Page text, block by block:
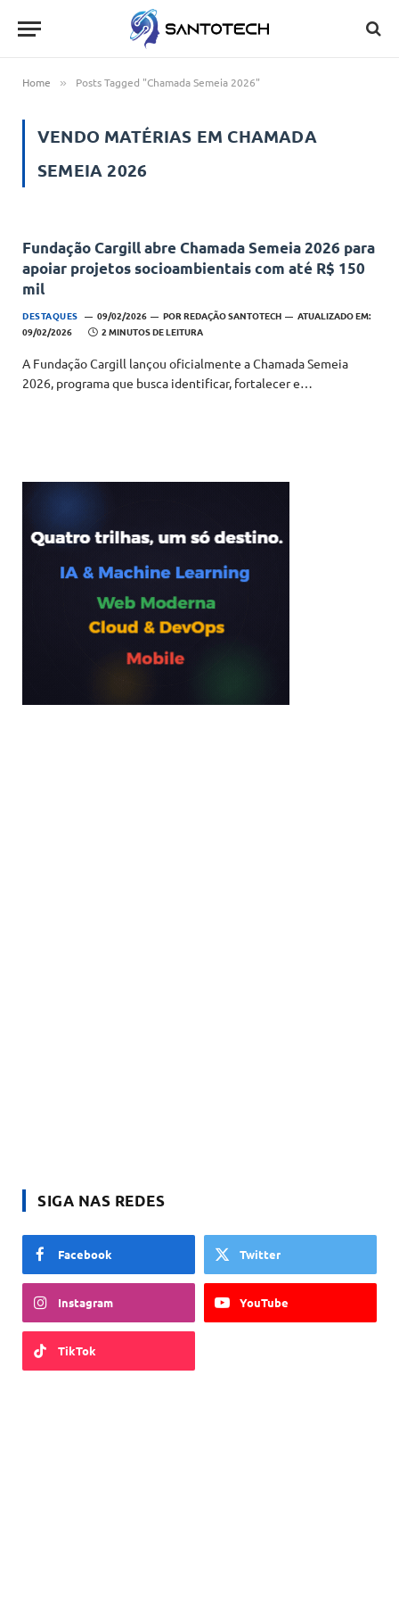
Home » Posts Tagged "Chamada Semeia 2026"
VENDO MATÉRIAS EM CHAMADA
SEMEIA 2026
Fundação Cargill abre Chamada Semeia 2026 para
apoiar projetos socioambientais com até R$ 150
mil
DESTAQUES 09/02/2026 PORREDAÇÃO SANTOTECH
ATUALIZADO EM:
09/02/2026
2 MINUTOS DE LEITURA
A Fundação Cargill lançou oficialmente a Chamada Semeia
2026, programa que busca identificar, fortalecer e…
SIGA NAS REDES
Facebook Twitter
Instagram YouTube
TikTok